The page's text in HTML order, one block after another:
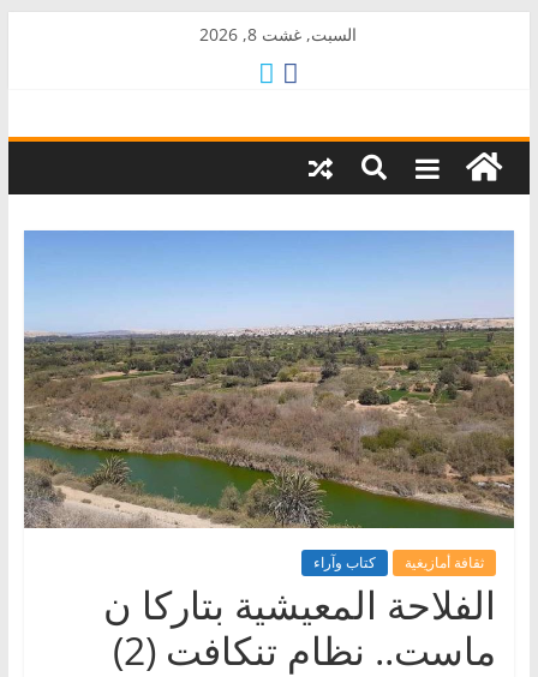
السبت, غشت 8, 2026
AkalPress
منبر
ثقافة أمازيغية كتاب وآراء
الفلاحة المعيشية بتاركا ن
ماست.. نظام تنكافت (2)